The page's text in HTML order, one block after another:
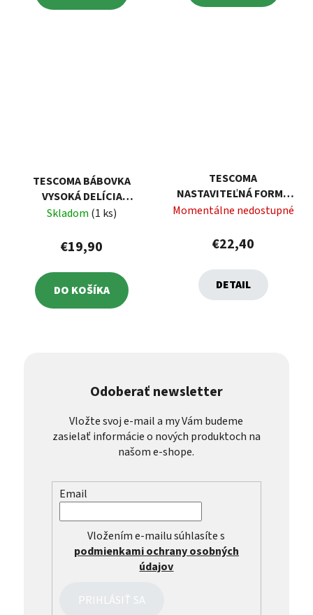
TESCOMA BÁBOVKA
VYSOKÁ DELÍCIA
SILICONPRIME Ø 24 CM,
Skladom (1 ks)
€19,90
DO KOŠÍKA
TESCOMA
NASTAVITEĽNÁ FORMA
NA TORTU
Momentálne nedostupné
€22,40
DETAIL
Odoberať newsletter
Vložte svoj e-mail a my Vám budeme
zasielať informácie o nových produktoch na
našom e-shope.
Email
Vložením e-mailu súhlasíte s
podmienkami ochrany osobných
údajov
PRIHLÁSIŤ SA